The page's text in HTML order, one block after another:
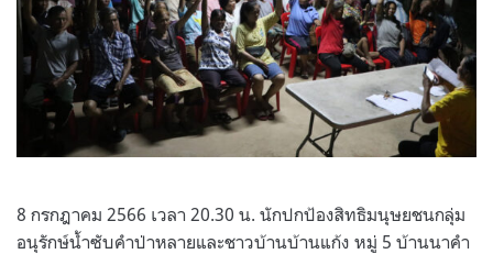
8 กรกฎาคม 2566 เวลา 20.30 น. นักปกป้องสิทธิมนุษยชนกลุ่ม
อนุรักษ์น้ำซับคำป่าหลายและชาวบ้านบ้านแก้ง หมู่ 5 บ้านนาคำ